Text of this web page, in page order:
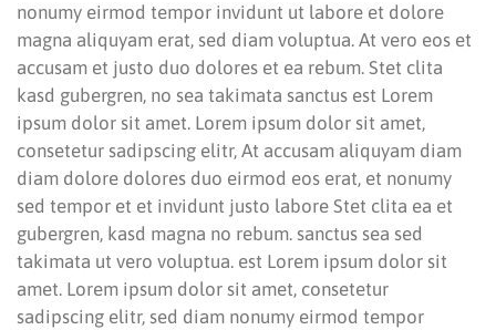
nonumy eirmod tempor invidunt ut labore et dolore
magna aliquyam erat, sed diam voluptua. At vero eos et
accusam et justo duo dolores et ea rebum. Stet clita
kasd gubergren, no sea takimata sanctus est Lorem
ipsum dolor sit amet. Lorem ipsum dolor sit amet,
consetetur sadipscing elitr, At accusam aliquyam diam
diam dolore dolores duo eirmod eos erat, et nonumy
sed tempor et et invidunt justo labore Stet clita ea et
gubergren, kasd magna no rebum. sanctus sea sed
takimata ut vero voluptua. est Lorem ipsum dolor sit
amet. Lorem ipsum dolor sit amet, consetetur
sadipscing elitr, sed diam nonumy eirmod tempor